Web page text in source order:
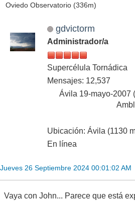
Oviedo Observatorio (336m)
gdvictorm
Administrador/a
Supercélula Tornádica
Mensajes: 12,537
Ávila 19-mayo-2007
Ubicación: Ávila (1130
En línea
Jueves 26 Septiembre 2024 00:01:02 AM
Vaya con John... Parece que está